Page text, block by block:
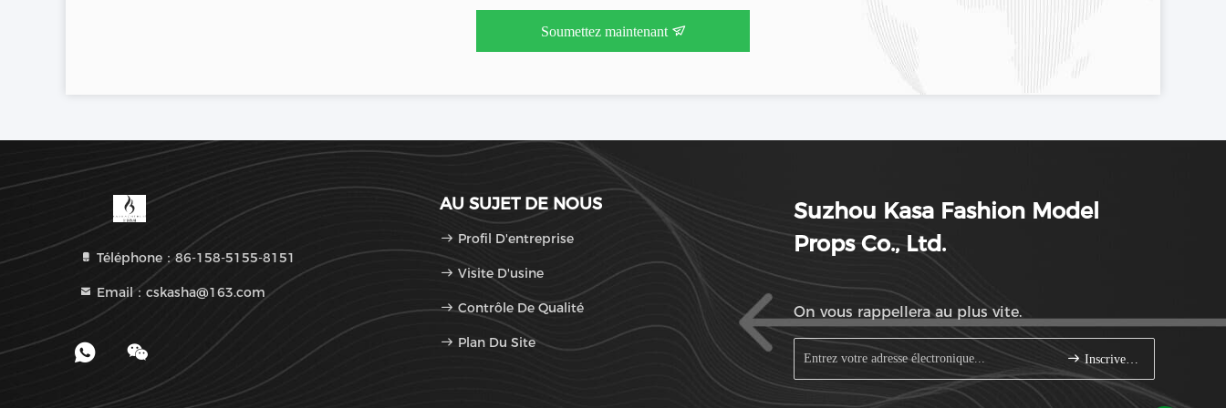
Soumettez maintenant
Téléphone：86-158-5155-8151
Email：cskasha@163.com
AU SUJET DE NOUS
Profil D'entreprise
Visite D'usine
Contrôle De Qualité
Plan Du Site
Suzhou Kasa Fashion Model
Props Co., Ltd.
On vous rappellera au plus vite.
Inscrivez-vous